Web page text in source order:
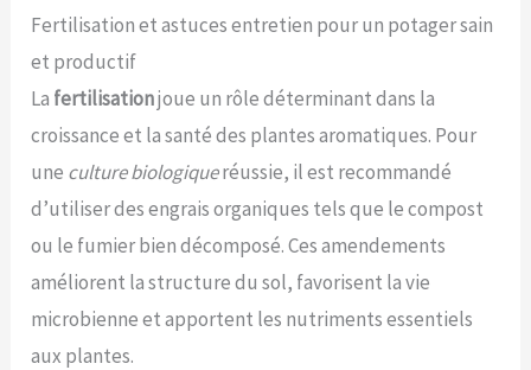
Fertilisation et astuces entretien pour un potager sain
et productif
La fertilisationjoue un rôle déterminant dans la
croissance et la santé des plantes aromatiques. Pour
une culture biologiqueréussie, il est recommandé
d’utiliser des engrais organiques tels que le compost
ou le fumier bien décomposé. Ces amendements
améliorent la structure du sol, favorisent la vie
microbienne et apportent les nutriments essentiels
aux plantes.